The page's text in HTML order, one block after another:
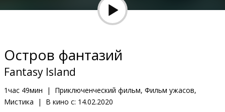
Клуб
Остров фантазий
Fantasy Island
1час 49мин |
Приключенческий фильм, Фильм ужасов,
Мистика
| В кино с: 14.02.2020